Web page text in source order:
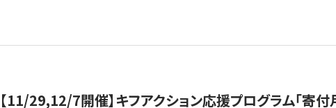
【11/29,12/7開催】キフアクション応援プログラム「寄